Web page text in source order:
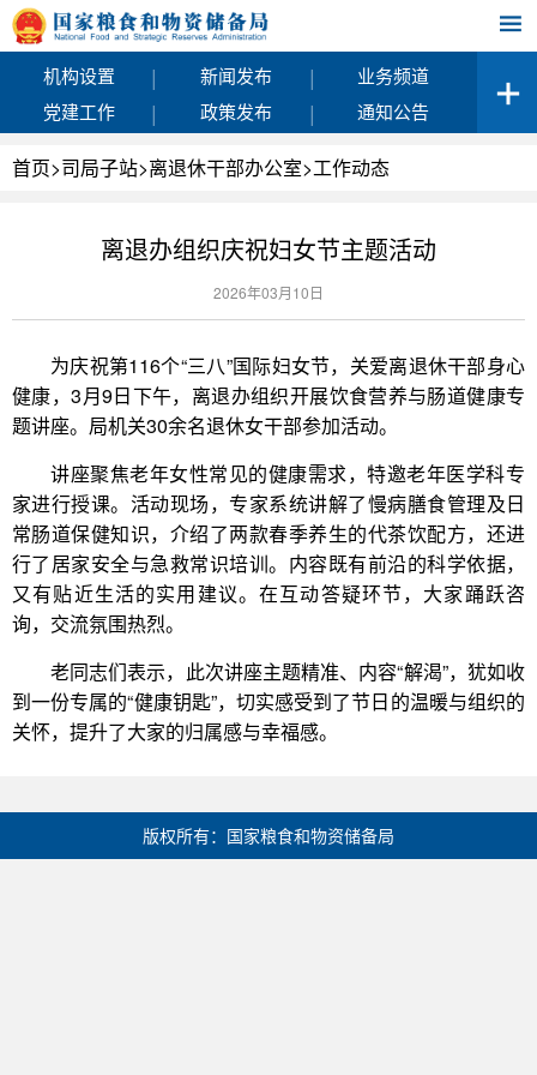
机构设置 | 新闻发布 |
业务频道
党建工作
| 政策发布 | 通知公告
首页>司局子站>离退休干部办公室>工作动态
离退办组织庆祝妇女节主题活动
2026年03月10日
为庆祝第116个“三八”国际妇女节，关爱离退休干部身心
健康，3月9日下午，离退办组织开展饮食营养与肠道健康专
题讲座。局机关30余名退休女干部参加活动。
讲座聚焦老年女性常见的健康需求，特邀老年医学科专
家进行授课。活动现场，专家系统讲解了慢病膳食管理及日
常肠道保健知识，介绍了两款春季养生的代茶饮配方，还进
行了居家安全与急救常识培训。内容既有前沿的科学依据，
又有贴近生活的实用建议。在互动答疑环节，大家踊跃咨
询，交流氛围热烈。
老同志们表示，此次讲座主题精准、内容“解渴”，犹如收
到一份专属的“健康钥匙”，切实感受到了节日的温暖与组织的
关怀，提升了大家的归属感与幸福感。
版权所有：国家粮食和物资储备局